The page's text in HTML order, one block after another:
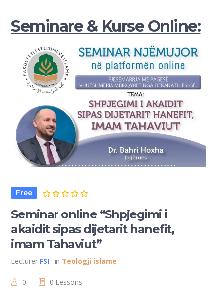
Seminare & Kurse Online:
Free
Seminar online “Shpjegimi i
akaidit sipas dijetarit hanefit,
imam Tahaviut”
Lecturer FSI in Teologji islame
0 0 Lessons